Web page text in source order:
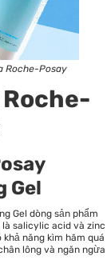
Roche-Posay
Gel
Gel dòng sản phẩm
salicylic acid và zinc
năng kìm hãm quá
lông và ngăn ngừa